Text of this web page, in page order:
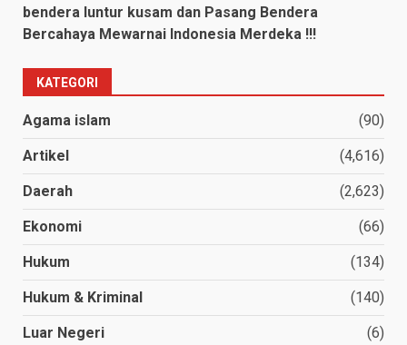
bendera luntur kusam dan Pasang Bendera
Bercahaya Mewarnai Indonesia Merdeka !!!
KATEGORI
Agama islam (90)
Artikel (4,616)
Daerah (2,623)
Ekonomi (66)
Hukum (134)
Hukum & Kriminal (140)
Luar Negeri (6)